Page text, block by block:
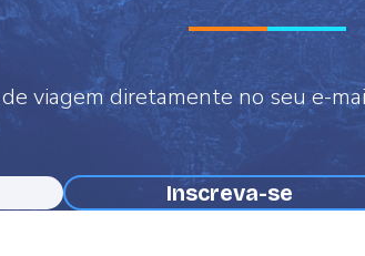
de viagem diretamente no seu e-